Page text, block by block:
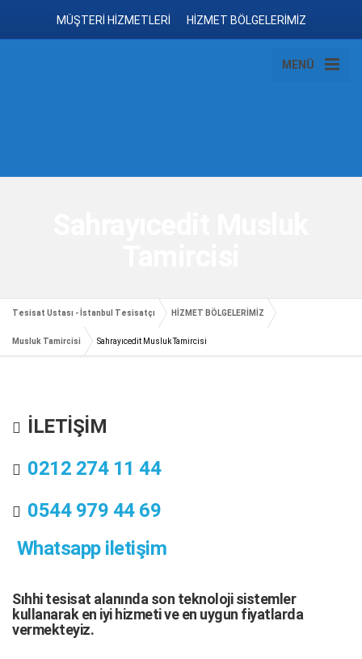
MÜŞTERİ HİZMETLERİ HİZMET BÖLGELERİMİZ
MENÜ
Tesisat Ustası - İstanbul Tesisatçı HİZMET BÖLGELERİMİZ
Musluk Tamircisi Sahrayıcedit Musluk Tamircisi
İLETİŞİM
0212 274 11 44
0544 979 44 69
Whatsapp iletişim
Sıhhi tesisat alanında son teknoloji sistemler
kullanarak en iyi hizmeti ve en uygun fiyatlarda
vermekteyiz.